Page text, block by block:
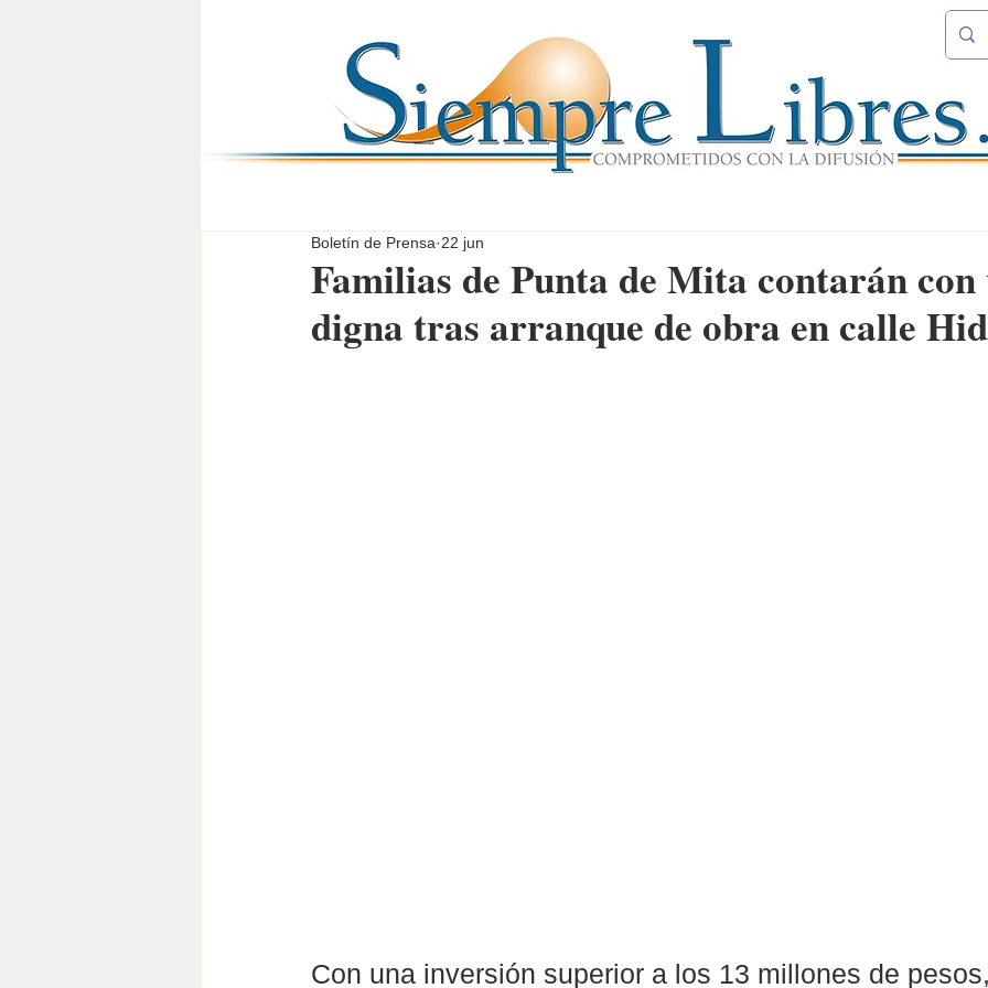
Familias de Punta de Mita contarán
digna tras arranque de obra en calle
Boletín de Prensa 22 jun
Con una inversión superior a los 13 millones de